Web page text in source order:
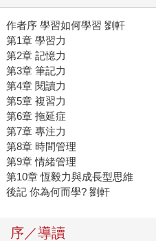
作者序 學習如何學習 劉軒
第1章 學習力
第2章 記憶力
第3章 筆記力
第4章 閱讀力
第5章 複習力
第6章 拖延症
第7章 專注力
第8章 時間管理
第9章 情緒管理
第10章 恆毅力與成長型思維
後記 你為何而學? 劉軒
序／導讀